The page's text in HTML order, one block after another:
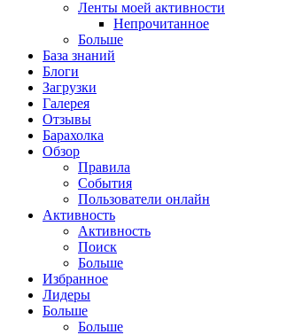
Ленты моей активности
Непрочитанное
Больше
База знаний
Блоги
Загрузки
Галерея
Отзывы
Барахолка
Обзор
Правила
События
Пользователи онлайн
Активность
Активность
Поиск
Больше
Избранное
Лидеры
Больше
Больше